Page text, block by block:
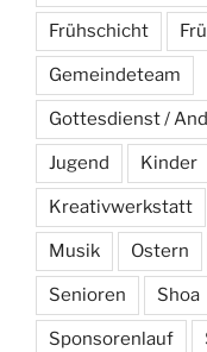
Frühschicht
Gemeindeteam
Gottesdienst /
Jugend Kinder
Kreativwerkstatt
Musik Ostern
Senioren Shoa
Sponsorenlauf